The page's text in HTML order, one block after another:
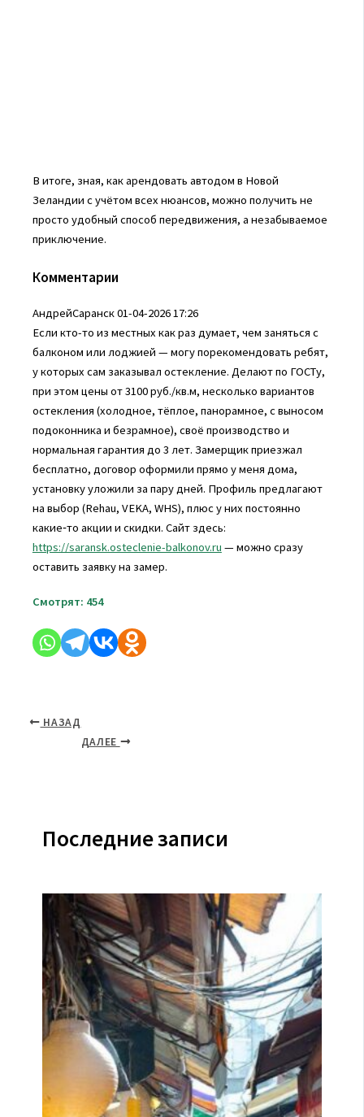
В итоге, зная, как арендовать автодом в Новой
Зеландии с учётом всех нюансов, можно получить не
просто удобный способ передвижения, а незабываемое
приключение.
Комментарии
АндрейСаранск01-04-2026 17:26
Если кто-то из местных как раз думает, чем заняться с
балконом или лоджией — могу порекомендовать ребят,
у которых сам заказывал остекление. Делают по ГОСТу,
при этом цены от 3100 руб./кв.м, несколько вариантов
остекления (холодное, тёплое, панорамное, с выносом
подоконника и безрамное), своё производство и
нормальная гарантия до 3 лет. Замерщик приезжал
бесплатно, договор оформили прямо у меня дома,
установку уложили за пару дней. Профиль предлагают
на выбор (Rehau, VEKA, WHS), плюс у них постоянно
какие‑то акции и скидки. Сайт здесь:
https://saransk.osteclenie-balkonov.ru — можно сразу
оставить заявку на замер.
Смотрят: 454
НАЗАД
ДАЛЕЕ
Последние записи